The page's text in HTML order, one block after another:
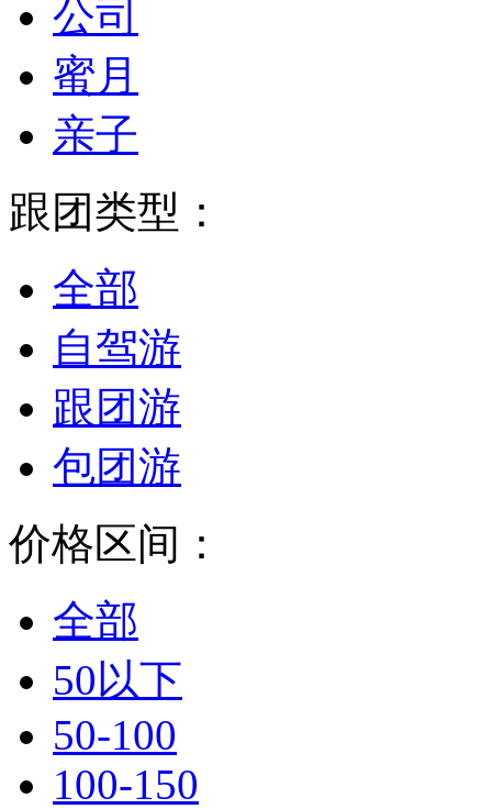
公司
蜜月
亲子
跟团类型：
全部
自驾游
跟团游
包团游
价格区间：
全部
50以下
50-100
100-150